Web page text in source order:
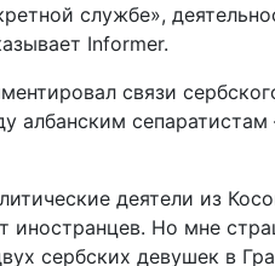
службе»,
Informer.
связи
албанским
деятели из
Но мне
сербских девушек в